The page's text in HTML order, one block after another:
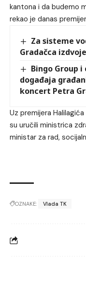
kantona i da budemo
rekao je danas
Za sisteme
Gradačca
Bingo Group
događaja
koncert Petra
Uz premijera
su uručili ministrica
ministar za rad,
OZNAKE: Vlada TK